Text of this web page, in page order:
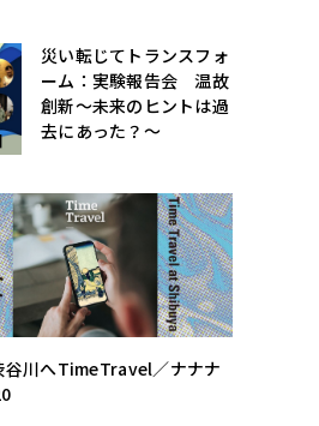
災い転じてトランスフォ
ーム：実験報告会 温故
創新〜未来のヒントは過
去にあった？〜
谷川へTimeTravel／ナナナ